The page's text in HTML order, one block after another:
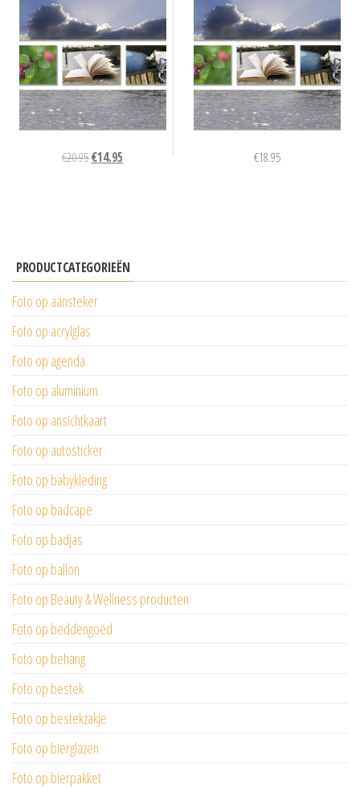
€20.95Oorspronkelijke
€14.95 €18.95
PRODUCTCATEGORIEËN
Foto op aansteker
Foto op acrylglas
Foto op agenda
Foto op aluminium
Foto op ansichtkaart
Foto op autosticker
Foto op babykleding
Foto op badcape
Foto op badjas
Foto op ballon
Foto op Beauty & Wellness producten
Foto op beddengoed
Foto op behang
Foto op bestek
Foto op bestekzakje
Foto op bierglazen
Foto op bierpakket